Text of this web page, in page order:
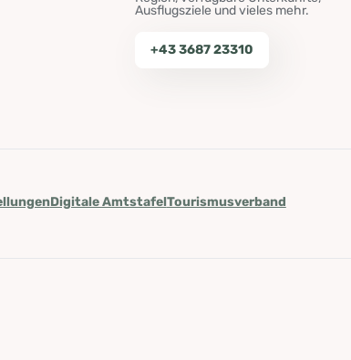
Ausflugsziele und vieles mehr.
+43 3687 23310
Digitale AmtstafelTourismusverband